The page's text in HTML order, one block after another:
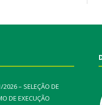
– SELEÇÃO DE
DE EXECUÇÃO